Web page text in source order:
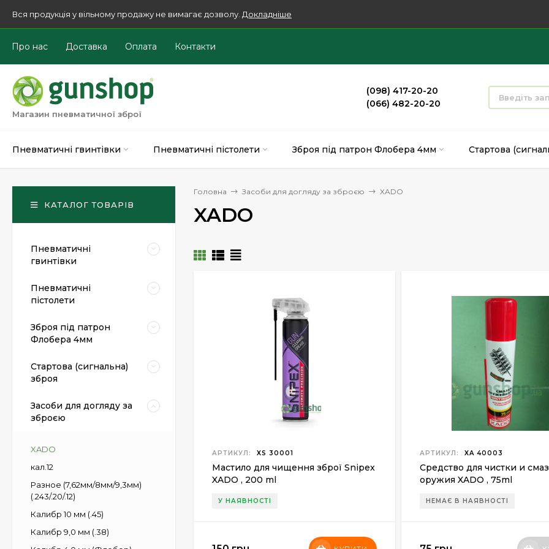
Вся продукція у вільному продажу не вимагає дозволу. Докладніше
Про нас Доставка Оплата Контакти
Магазин пневматичної зброї
(098) 417-20-20
(066) 482-20-20
Пневматичні гвинтівки Пневматичні пістолети Зброя під патрон Флобера 4мм Стартова
Головна Засоби для догляду за зброєю XADO
XADO
АРТИКУЛ: XS 30001
Мастило для чищення зброї Snipex
XADO , 200 ml
У НАЯВНОСТІ
АРТИКУЛ: XA 40003
Средство для чистки и
оружия XADO , 75ml
НЕМАЄ В НАЯВНОСТІ
КАТАЛОГ ТОВАРІВ
Пневматичні
гвинтівки
Пневматичні
пістолети
Зброя під патрон
Флобера 4мм
Стартова (сигнальна)
зброя
Засоби для догляду за
зброєю
XADO
кал.12
Разное (7,62мм/8мм/9,3мм)
(.243/.20/.12)
Калибр 10 мм (.45)
Калибр 9,0 мм (.38)